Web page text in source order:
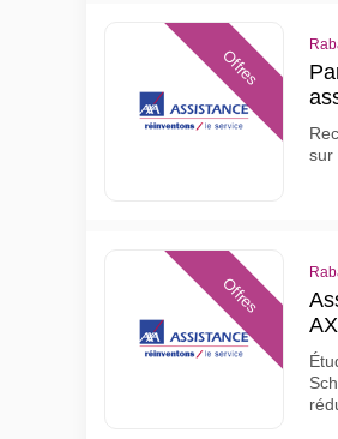
Offres
sur
Offres